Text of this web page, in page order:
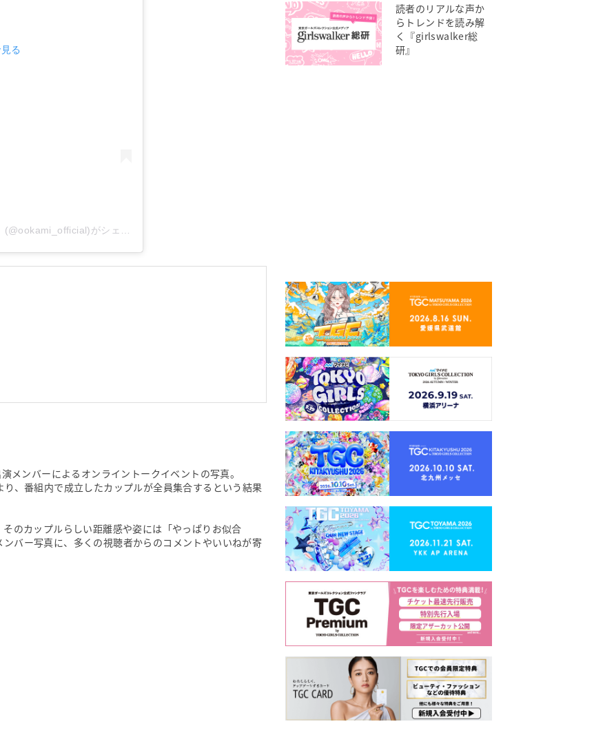
る
メンバーによるオンライントークイベントの写真。
、番組内で成立したカップルが全員集合するという結果
のカップルらしい距離感や姿には「やっぱりお似合
バー写真に、多くの視聴者からのコメントやいいねが寄
読者のリアルな声か
らトレンドを読み解
く『girlswalker総
研』